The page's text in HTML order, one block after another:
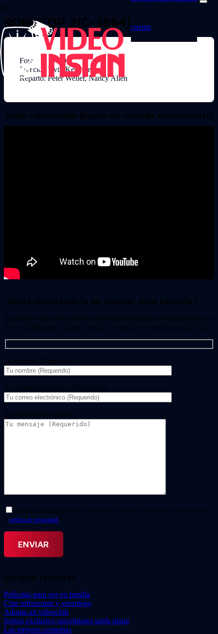
cuenta
ROBOCOP 2(C-3864)
Formato: DVD
Director: Irvin Kershner
Reparto: Peter Weller, Nancy Allen
Video relacionado (puede no coincidir exactamente)
¿Estas interesado/a en alquilar esta película?
Si quieres saber si la película que deseas alquilar está disponible, por
favor, contáctanos. Luego, podrás recogerla en nuestra tienda física.
Tu nombre (Requerido)
Tu correo electrónico (Requerido)
Tu mensaje (Necesario)
Doy mi consentimiento para el tratamiento de mis datos personales. He leído y acepto
la política de privacidad. *
Entradas recientes
Películas para ver en familia
Cine refrescante y veraniego
Adopta un videoclub
Sorteo exclusivo suscriptores tarifa plana
Las mejores comedias